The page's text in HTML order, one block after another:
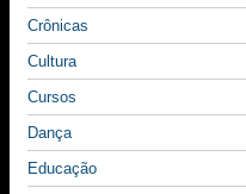
Crônicas
Cultura
Cursos
Dança
Educação